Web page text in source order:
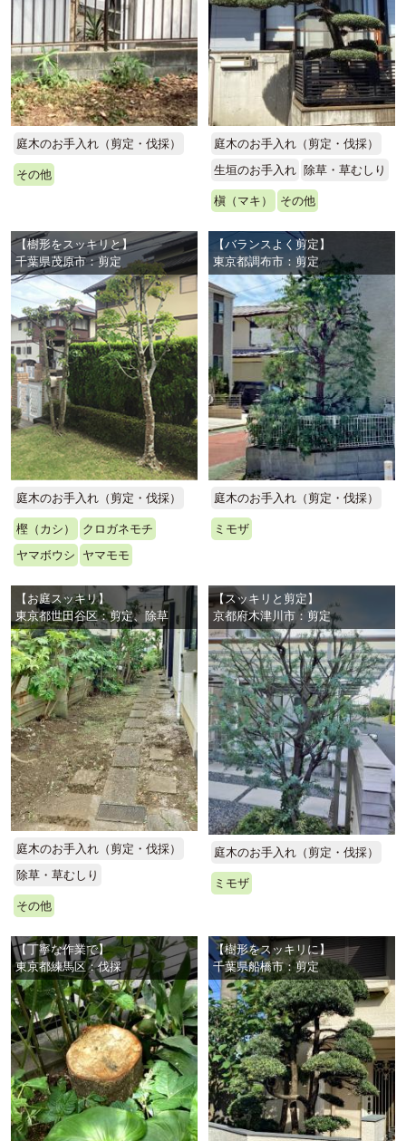
庭木のお手入れ（剪定・伐採）
その他
庭木のお手入れ（剪定・伐採）
生垣のお手入れ 除草・草むしり
槇（マキ） その他
【樹形をスッキリと】
千葉県茂原市：剪定
庭木のお手入れ（剪定・伐採）
樫（カシ）
クロガネモチ
ヤマボウシ
ヤマモモ
【バランスよく剪定】
東京都調布市：剪定
庭木のお手入れ（剪定・伐採）
ミモザ
【お庭スッキリ】
東京都世田谷区：剪定、除草
庭木のお手入れ（剪定・伐採）
除草・草むしり
その他
【スッキリと剪定】
京都府木津川市：剪定
庭木のお手入れ（剪定・伐採）
ミモザ
【丁寧な作業で】
東京都練馬区：伐採
【樹形をスッキリに】
千葉県船橋市：剪定